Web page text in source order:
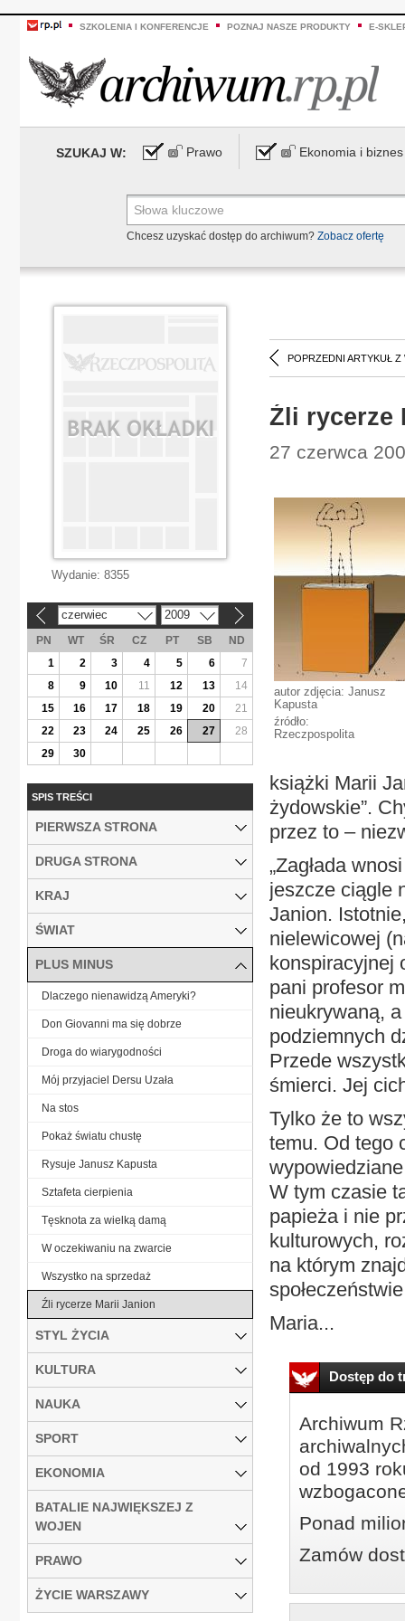
SZKOLENIA I KONFERENCJE POZNAJ NASZE PRODUKTY E-
SZUKAJ W: Prawo Ekonomia i biznes
Chcesz uzyskać dostęp do archiwum? Zobacz ofertę
POPRZEDNI ARTYKUŁ Z
Źli rycerze
27 czerwca
autor zdjęcia: Janusz
Kapusta
źródło:
Rzeczpospolita
książki Marii
żydowskie”.
przez to –
„Zagłada
jeszcze ciągle
Janion.
nielewicowej
konspiracyjnej
pani profesor
nieukrywaną,
podziemnych
Przede
śmierci. Jej
Tylko że to
temu. Od tego
W tym czasie
papieża i nie
kulturowych,
na którym
Maria...
Dostęp do
Archiwum
od 1993
Ponad
Zamów
Wydanie: 8355
czerwiec 2009
PN WT ŚR CZ PT SB
ND
1
2 3 4 5 6
7
8
9 10 11 12 13
14
15
16 17 18 19 20
21
22
23 24 25 26 27
28
29
30
SPIS TREŚCI
PIERWSZA STRONA
DRUGA STRONA
KRAJ
ŚWIAT
PLUS MINUS
Dlaczego nienawidzą Ameryki?
Don Giovanni ma się dobrze
Droga do wiarygodności
Mój przyjaciel Dersu Uzała
Na stos
Pokaż światu chustę
Rysuje Janusz Kapusta
Sztafeta cierpienia
Tęsknota za wielką damą
W oczekiwaniu na zwarcie
Wszystko na sprzedaż
Źli rycerze Marii Janion
STYL ŻYCIA
KULTURA
NAUKA
SPORT
EKONOMIA
BATALIE NAJWIĘKSZEJ Z
WOJEN
PRAWO
ŻYCIE WARSZAWY